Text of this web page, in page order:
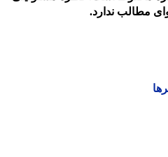
مطالب ندارد.